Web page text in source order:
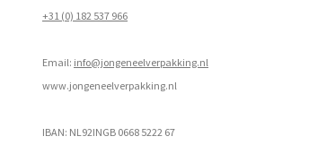
+31 (0) 182 537 966
Email: info@jongeneelverpakking.nl
www.jongeneelverpakking.nl
IBAN: NL92INGB 0668 5222 67